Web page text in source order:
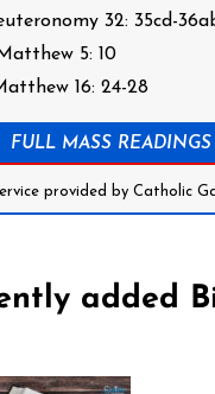
32: 35cd-
5: 10
16: 24-28
FULL MASS READINGS
provided by Catholic
added